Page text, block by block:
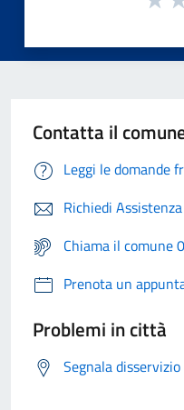
Contatta il
Leggi le domande
Richiedi Assistenza
Chiama il comune
Prenota un
Problemi in città
Segnala disservizio